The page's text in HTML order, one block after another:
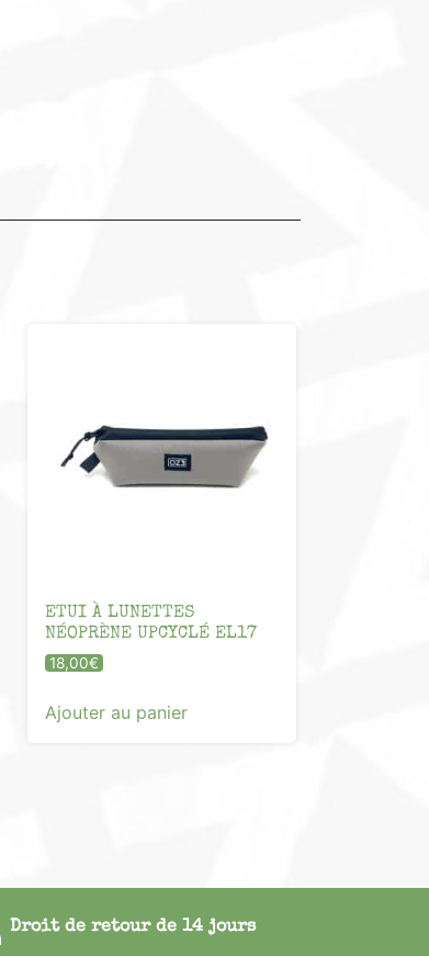
ETUI À LUNETTES
NÉOPRÈNE UPCYCLÉ EL17
18,00€
Ajouter au panier
Droit de retour de 14 jours